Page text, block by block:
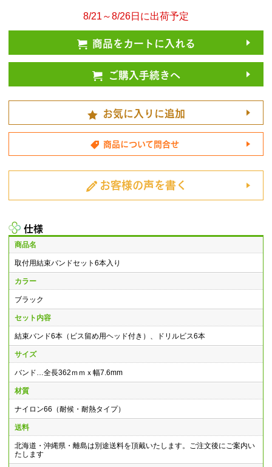
8/21～8/26日に出荷予定
商品をカートに入れる
ご購入手続きへ
お気に入りに追加
商品について問合せ
お客様の声を書く
仕様
商品名
取付用結束バンドセット6本入り
カラー
ブラック
セット内容
結束バンド6本（ビス留め用ヘッド付き）、ドリルビス6本
サイズ
バンド…全長362ｍｍｘ幅7.6mm
材質
ナイロン66（耐候・耐熱タイプ）
送料
北海道・沖縄県・離島は別途送料を頂戴いたします。ご注文後にご案内い
たします